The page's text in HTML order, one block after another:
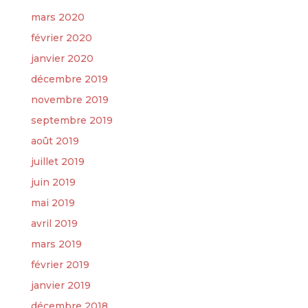
mars 2020
février 2020
janvier 2020
décembre 2019
novembre 2019
septembre 2019
août 2019
juillet 2019
juin 2019
mai 2019
avril 2019
mars 2019
février 2019
janvier 2019